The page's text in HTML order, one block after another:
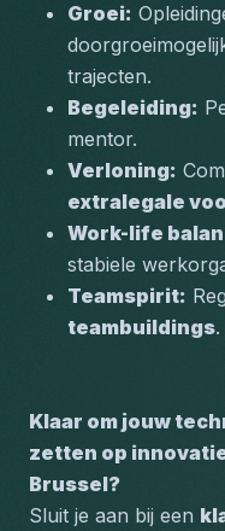
Groei:
trajecten.
Begeleiding:
mentor.
Verloning:
extralegale
Work-life
stabiele
Teamspirit:
teambuildings.
Klaar om jouw
zetten op
Brussel?
Sluit je aan bij een